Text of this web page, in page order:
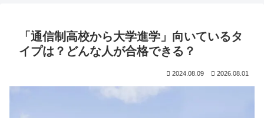
「通信制高校から大学進学」向いているタ
イプは？どんな人が合格できる？
2024.08.09 2026.08.01